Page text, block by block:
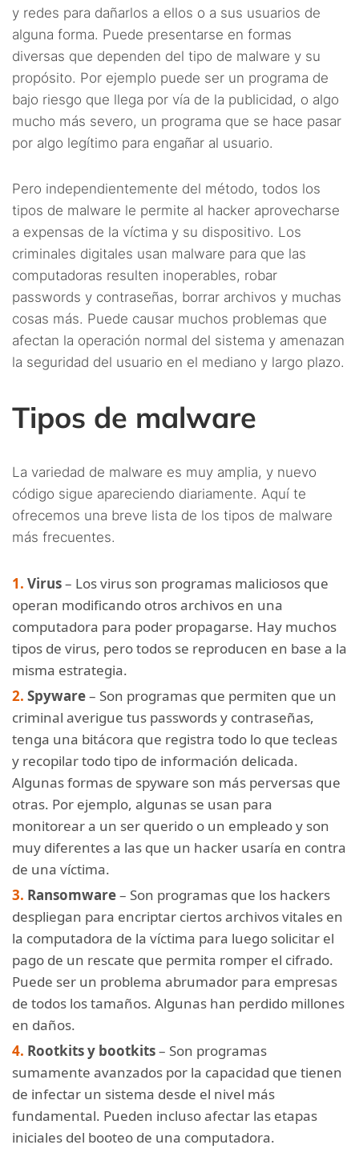
y redes para dañarlos a ellos o a sus usuarios de
alguna forma. Puede presentarse en formas
diversas que dependen del tipo de malware y su
propósito. Por ejemplo puede ser un programa de
bajo riesgo que llega por vía de la publicidad, o algo
mucho más severo, un programa que se hace pasar
por algo legítimo para engañar al usuario.
Pero independientemente del método, todos los
tipos de malware le permite al hacker aprovecharse
a expensas de la víctima y su dispositivo. Los
criminales digitales usan malware para que las
computadoras resulten inoperables, robar
passwords y contraseñas, borrar archivos y muchas
cosas más. Puede causar muchos problemas que
afectan la operación normal del sistema y amenazan
la seguridad del usuario en el mediano y largo plazo.
Tipos de malware
La variedad de malware es muy amplia, y nuevo
código sigue apareciendo diariamente. Aquí te
ofrecemos una breve lista de los tipos de malware
más frecuentes.
Virus– Los virus son programas maliciosos que
operan modificando otros archivos en una
computadora para poder propagarse. Hay muchos
tipos de virus, pero todos se reproducen en base a la
misma estrategia.
Spyware– Son programas que permiten que un
criminal averigue tus passwords y contraseñas,
tenga una bitácora que registra todo lo que tecleas
y recopilar todo tipo de información delicada.
Algunas formas de spyware son más perversas que
otras. Por ejemplo, algunas se usan para
monitorear a un ser querido o un empleado y son
muy diferentes a las que un hacker usaría en contra
de una víctima.
Ransomware– Son programas que los hackers
despliegan para encriptar ciertos archivos vitales en
la computadora de la víctima para luego solicitar el
pago de un rescate que permita romper el cifrado.
Puede ser un problema abrumador para empresas
de todos los tamaños. Algunas han perdido millones
en daños.
Rootkits y bootkits– Son programas
sumamente avanzados por la capacidad que tienen
de infectar un sistema desde el nivel más
fundamental. Pueden incluso afectar las etapas
iniciales del booteo de una computadora.